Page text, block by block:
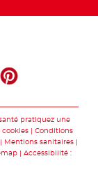
santé pratiquez une
Conditions
Mentions sanitaires
Accessibilité :